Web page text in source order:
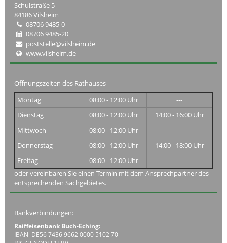
Schulstraße 5
84186 Vilsheim
08706 9485-0
08706 9485-20
poststelle@vilsheim.de
www.vilsheim.de
Öffnungszeiten des Rathauses
Montag
08:00 - 12:00 Uhr
---
Dienstag
08:00 - 12:00 Uhr
14:00 - 16:00 Uhr
Mittwoch
08:00 - 12:00 Uhr
---
Donnerstag
08:00 - 12:00 Uhr
14:00 - 18:00 Uhr
Freitag
08:00 - 12:00 Uhr
---
oder vereinbaren Sie einen Termin mit dem Ansprechpartner des
entsprechenden Sachgebietes.
Bankverbindungen:
Raiffeisenbank Buch-Eching:
IBAN DE56 7436 9662 0000 5102 70